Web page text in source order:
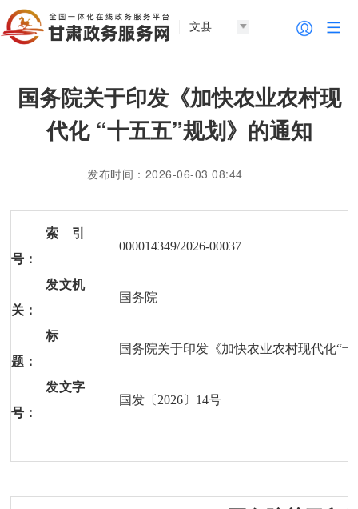
文县
国务院关于印发《加快农业农村现
代化 “十五五”规划》的通知
发布时间：2026-06-03 08:44
索 引
号：
000014349/2026-00037
发文机
关：
国务院
标
题：
国务院关于印发《加快农业农村现代化“
发文字
号：
国发〔2026〕14号